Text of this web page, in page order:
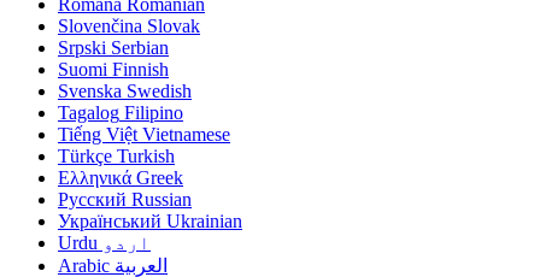
Română Romanian
Slovenčina Slovak
Srpski Serbian
Suomi Finnish
Svenska Swedish
Tagalog Filipino
Tiếng Việt Vietnamese
Türkçe Turkish
Ελληνικά Greek
Русский Russian
Український Ukrainian
اردو Urdu
العربية Arabic